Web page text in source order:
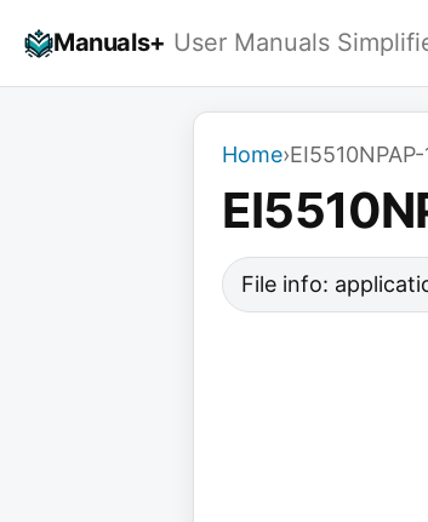
Manuals+ User Manuals
Home›
File info: